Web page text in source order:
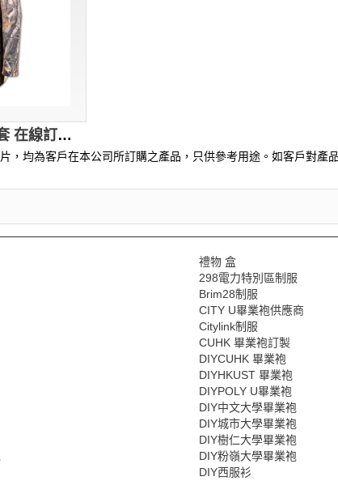
BS329 復古西裝外套 在線訂購 活動西裝款式設計 西裝專門店
，均為客戶在本公司所訂購之產品，只供參考用途。如客戶對產
禮物 盒
298電力特別區制服
Brim28制服
CITY U畢業袍供應商
Citylink制服
CUHK 畢業袍訂製
DIYCUHK 畢業袍
DIYHKUST 畢業袍
DIYPOLY U畢業袍
DIY中文大學畢業袍
DIY城市大學畢業袍
DIY樹仁大學畢業袍
DIY粉嶺大學畢業袍
DIY西服衫